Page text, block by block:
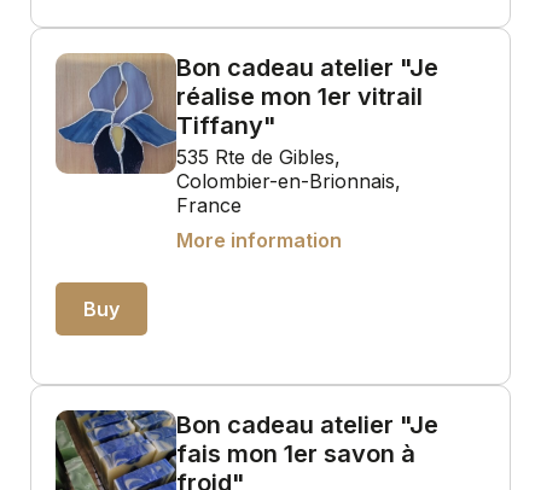
Bon cadeau atelier "Je
réalise mon 1er vitrail
Tiffany"
535 Rte de Gibles,
Colombier-en-Brionnais,
France
More information
Buy
Bon cadeau atelier "Je
fais mon 1er savon à
froid"